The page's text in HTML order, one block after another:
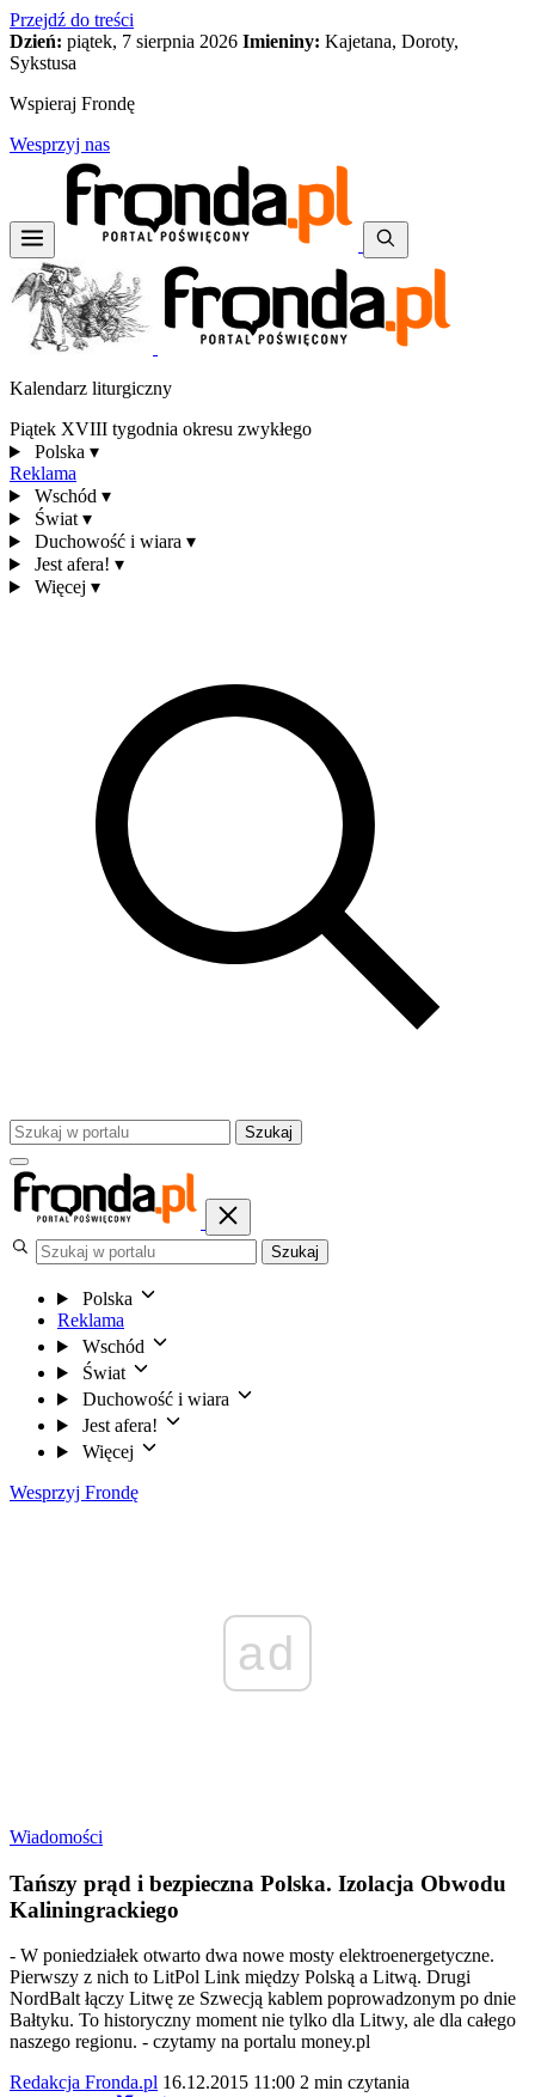
Przejdź do treści
Dzień: piątek, 7 sierpnia 2026 Imieniny: Kajetana, Doroty,
Sykstusa
Wspieraj Frondę
Wesprzyj nas
Kalendarz liturgiczny
Piątek XVIII tygodnia okresu zwykłego
Polska ▾
Reklama
Wschód ▾
Świat ▾
Duchowość i wiara ▾
Jest afera! ▾
Więcej ▾
Szukaj
Szukaj
Polska
Reklama
Wschód
Świat
Duchowość i wiara
Jest afera!
Więcej
Wesprzyj Frondę
ad
Wiadomości
Tańszy prąd i bezpieczna Polska. Izolacja Obwodu
Kaliningrackiego
- W poniedziałek otwarto dwa nowe mosty elektroenergetyczne.
Pierwszy z nich to LitPol Link między Polską a Litwą. Drugi
NordBalt łączy Litwę ze Szwecją kablem poprowadzonym po dnie
Bałtyku. To historyczny moment nie tylko dla Litwy, ale dla całego
naszego regionu. - czytamy na portalu money.pl
Redakcja Fronda.pl 16.12.2015 11:00 2 min czytania